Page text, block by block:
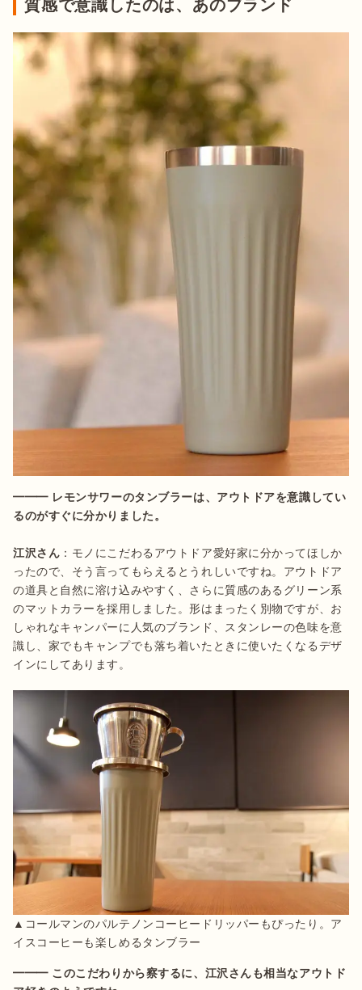
質感で意識したのは、あのブランド
━━━ レモンサワーのタンブラーは、アウトドアを意識してい
江沢さん ：モノにこだわるアウトドア愛好家に分かってほしか
ったので、そう言ってもらえるとうれしいですね。アウトドア
の道具と自然に溶け込みやすく、さらに質感のあるグリーン系
のマットカラーを採用しました。形はまったく別物ですが、お
しゃれなキャンパーに人気のブランド、スタンレーの色味を意
識し、家でもキャンプでも落ち着いたときに使いたくなるデザ
インにしてあります。
▲コールマンのパルテノンコーヒードリッパーもぴったり。ア
イスコーヒーも楽しめるタンブラー
━━━ このこだわりから察するに、江沢さんも相当なアウトド